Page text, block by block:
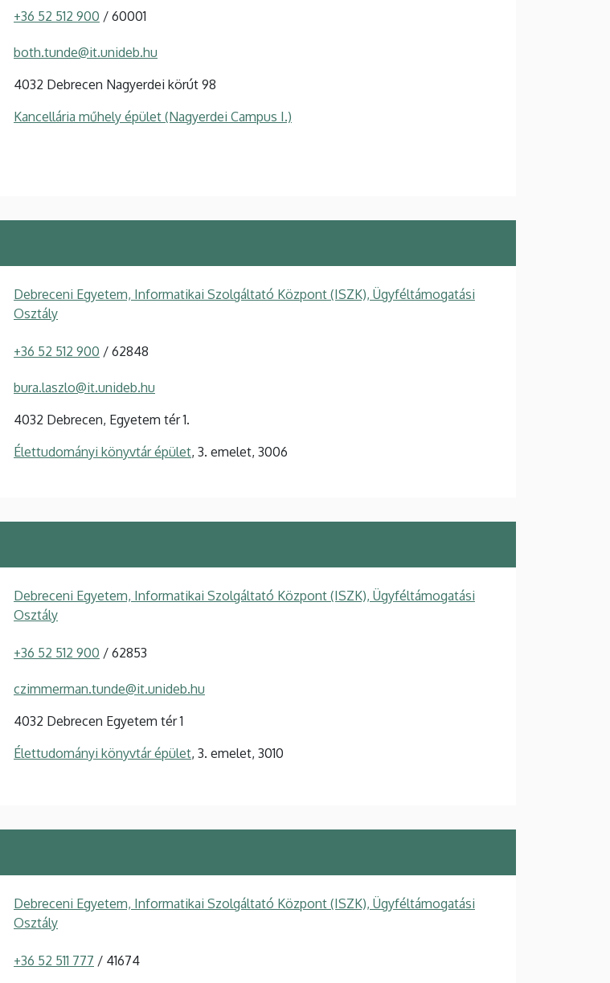
+36 52 512 900 / 60001
both.tunde@it.unideb.hu
4032 Debrecen Nagyerdei körút 98
Kancellária műhely épület (Nagyerdei Campus I.)
Debreceni Egyetem, Informatikai Szolgáltató Központ (ISZK), Ügyféltámogatási
Osztály
+36 52 512 900 / 62848
bura.laszlo@it.unideb.hu
4032 Debrecen, Egyetem tér 1.
Élettudományi könyvtár épület, 3. emelet, 3006
Debreceni Egyetem, Informatikai Szolgáltató Központ (ISZK), Ügyféltámogatási
Osztály
+36 52 512 900 / 62853
czimmerman.tunde@it.unideb.hu
4032 Debrecen Egyetem tér 1
Élettudományi könyvtár épület, 3. emelet, 3010
Debreceni Egyetem, Informatikai Szolgáltató Központ (ISZK), Ügyféltámogatási
Osztály
+36 52 511 777 / 41674